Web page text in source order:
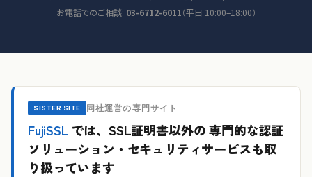
お電話でのご相談: 03-6712-6011（平日 10:00–18:00）
SISTER SITE 同社運営の専門サイト
FujiSSLでは、SSL証明書以外の専門的な認証
ソリューション・セキュリティサービスも取
り扱っています